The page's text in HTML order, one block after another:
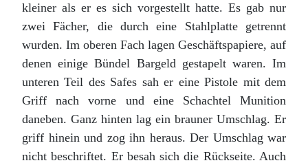
kleiner als er es sich vorgestellt hatte. Es gab nur
zwei Fächer, die durch eine Stahlplatte getrennt
wurden. Im oberen Fach lagen Geschäftspapiere, auf
denen einige Bündel Bargeld gestapelt waren. Im
unteren Teil des Safes sah er eine Pistole mit dem
Griff nach vorne und eine Schachtel Munition
daneben. Ganz hinten lag ein brauner Umschlag. Er
griff hinein und zog ihn heraus. Der Umschlag war
nicht beschriftet. Er besah sich die Rückseite. Auch